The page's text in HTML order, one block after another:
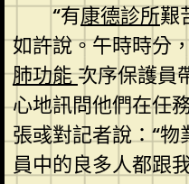
“有康德診所艱
如許說。午時時分
肺功能次序保護員
心地訊問他們在任
張彧對記者說：“
員中的良多人都跟